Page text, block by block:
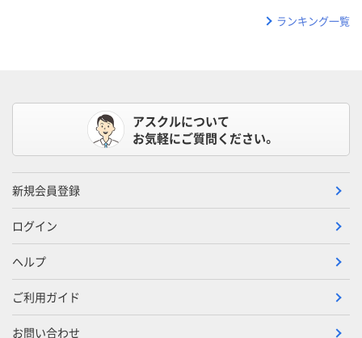
ランキング一覧
アスクルについて
お気軽にご質問ください。
新規会員登録
ログイン
ヘルプ
ご利用ガイド
お問い合わせ